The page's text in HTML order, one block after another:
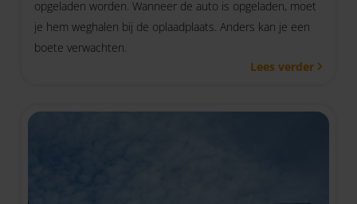
opgeladen worden. Wanneer de auto is opgeladen, moet
je hem weghalen bij de oplaadplaats. Anders kan je een
boete verwachten.
Lees verder